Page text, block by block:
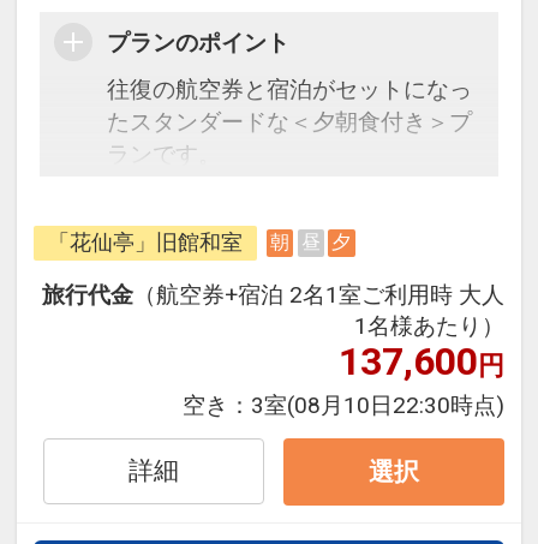
プランのポイント
往復の航空券と宿泊がセットになっ
たスタンダードな＜夕朝食付き＞プ
ランです。
できるダイナミックパッケージだか
ら、一都市滞在はもちろん周遊旅行
にも最適！
旅行期間中の1泊だけの宿泊や延
泊・飛び泊なども自由自在です。
フライトは、安心のJAL（または
JALグループ）確約！フライトマイ
ル50%貯まります。
オプションでレンタカーや現地交
通・体験プランなどの追加（同時予
「花仙亭」旧館和室 朝 昼 夕
旅行代金 （航空券+宿泊 2名1室ご利用時 大人
1名様あたり）
137,600円
空き： 3室(08月10日22:30時点)
詳細 選択